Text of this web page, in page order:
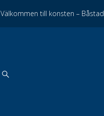
Välkommen till konsten – Båstad